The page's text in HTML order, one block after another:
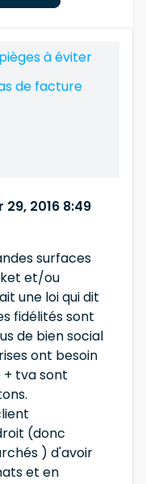
à éviter
de facture
2016 8:49
surfaces
et/ou
une loi qui dit
fidélités sont
de bien social
ont besoin
tva sont
(donc
) d'avoir
et en